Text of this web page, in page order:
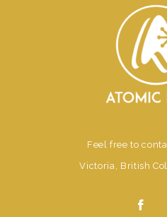
Feel free to
Victoria, British